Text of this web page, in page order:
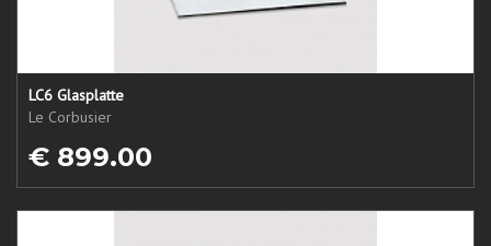
LC6 Glasplatte
Le Corbusier
€ 899.00